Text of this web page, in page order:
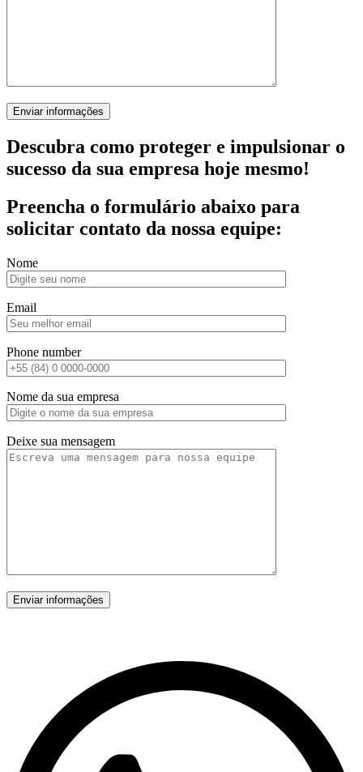
Descubra como proteger e impulsionar o
sucesso da sua empresa hoje mesmo!
Preencha o formulário abaixo para
solicitar contato da nossa equipe:
Nome
Email
Phone number
Nome da sua empresa
Deixe sua mensagem